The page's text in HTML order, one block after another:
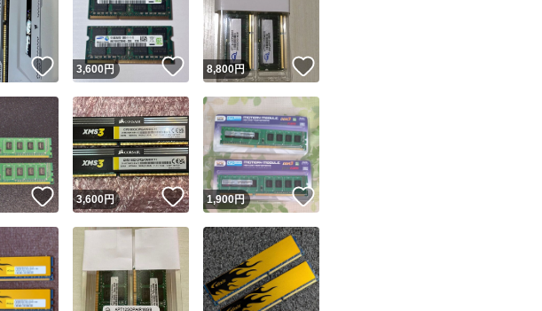
安心取引出品者 Yahoo!フリマの基準をクリアした安心・安全なユーザーです
取引実績
取引実績◯+ このユーザーはYahoo!フリマの取引を完了させた実績があります
他フリマ実績◯+ このユーザーは他フリマサービスでの取引実績があります
スピード&安心発送
※このバッジは実績に基づく表示であり、発送を保証しているものではありません
スピード＆安心発送
このユーザーは高頻度で24時間以内＆設定した発送日数内に発送してい
ます
この商品の情報をコピーします
商品画像の無断転載は禁止されています
コピーは1商品につき1回です
出品ページへ
キャンセル
いいね！
3,600円 いいね！
8,800円
いいね！
3,600円 いいね！
1,900円 いいね！